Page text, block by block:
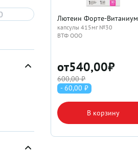
Лютеин Форте-Витаниум
капсулы 415мг №30
ВТФ ООО
от540,00₽
600,00 ₽
- 60,00 ₽
В корзину